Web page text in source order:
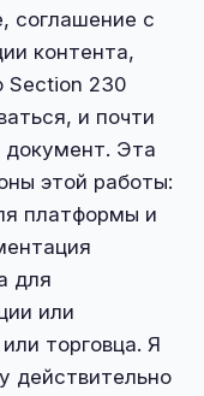
соглашение с
контента,
Section 230
и почти
документ. Эта
этой работы:
платформы и
для
или
торговца. Я
действительно